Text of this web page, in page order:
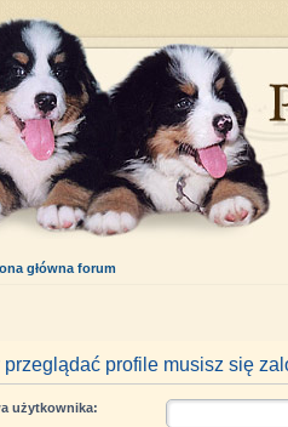
główna forum
przeglądać profile musisz się
użytkownika: